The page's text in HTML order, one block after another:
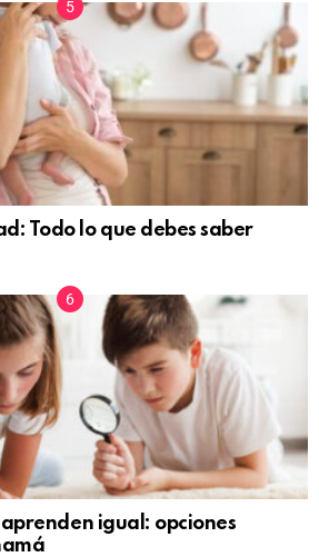
Todo lo que debes saber
aprenden igual: opciones